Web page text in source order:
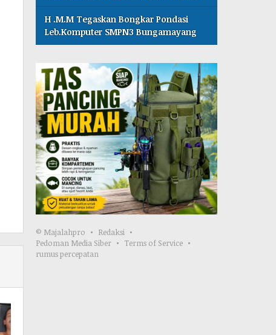
H .M.M Tegaskan Bongkar Pondasi
Leb.Komputer SMPN3 Bungamayang
© Majalahpro
Redaksi
Pedoman Media Siber
Terms of Service
rumus percepatan